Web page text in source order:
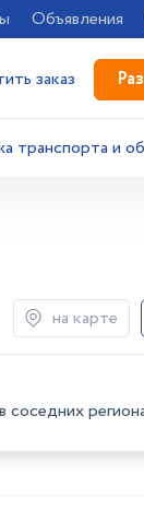
Объявления
заказ
транспорта и
на карте
соседних